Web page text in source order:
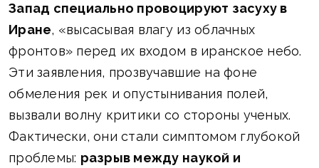
Запад специально провоцируют засуху в
Иране, «высасывая влагу из облачных
фронтов» перед их входом в иранское небо.
Эти заявления, прозвучавшие на фоне
обмеления рек и опустынивания полей,
вызвали волну критики со стороны ученых.
Фактически, они стали симптомом глубокой
проблемы: разрыв между наукой и